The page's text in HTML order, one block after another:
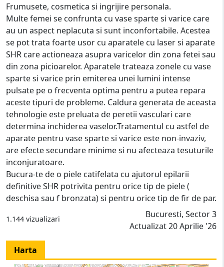
Frumusete, cosmetica si ingrijire personala.
Multe femei se confrunta cu vase sparte si varice care
au un aspect neplacuta si sunt inconfortabile. Acestea
se pot trata foarte usor cu aparatele cu laser si aparate
SHR care actioneaza asupra varicelor din zona fetei sau
din zona picioarelor. Aparatele trateaza zonele cu vase
sparte si varice prin emiterea unei lumini intense
pulsate pe o frecventa optima pentru a putea repara
aceste tipuri de probleme. Caldura generata de aceasta
tehnologie este preluata de peretii vasculari care
determina inchiderea vaselor.Tratamentul cu astfel de
aparate pentru vase sparte si varice este non-invaziv,
are efecte secundare minime si nu afecteaza tesuturile
inconjuratoare.
Bucura-te de o piele catifelata cu ajutorul epilarii
definitive SHR potrivita pentru orice tip de piele (
deschisa sau f bronzata) si pentru orice tip de fir de par.
1.144 vizualizari
Bucuresti, Sector 3
Actualizat 20 Aprilie '26
Harta